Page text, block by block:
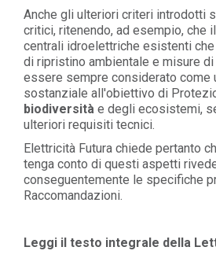
Anche gli ulteriori criteri introdotti
critici, ritenendo, ad esempio, che
centrali idroelettriche esistenti
di ripristino ambientale e misure
essere sempre considerato come
sostanziale all'obiettivo di
biodiversità e degli ecosistemi,
ulteriori requisiti tecnici.
Elettricità Futura chiede pertanto
tenga conto di questi aspetti
conseguentemente le specifiche
Raccomandazioni.
Leggi il testo integrale della